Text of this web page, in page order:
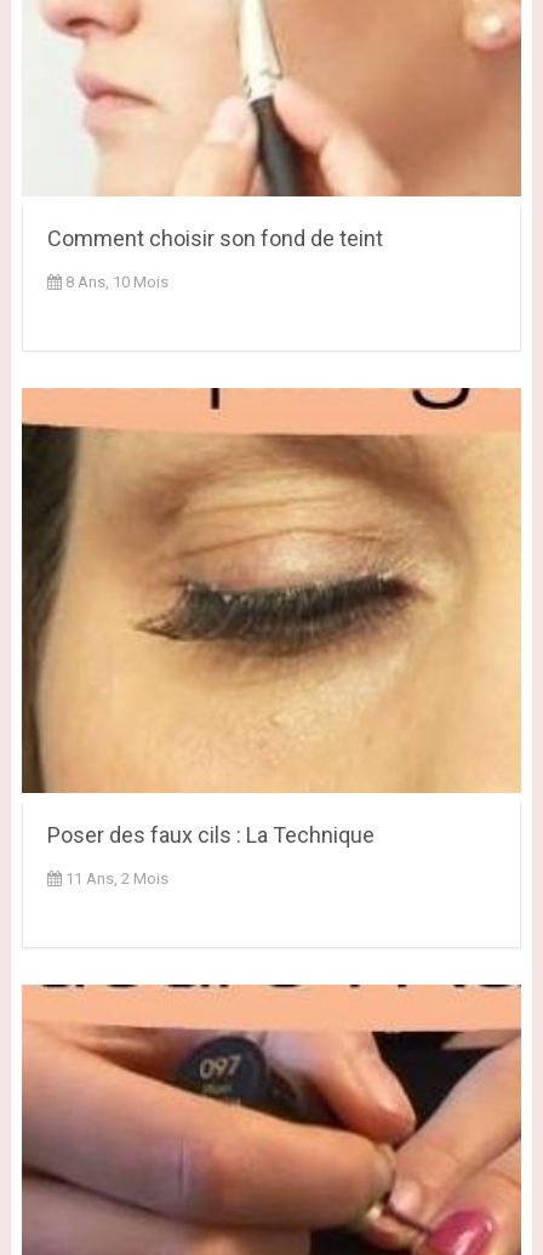
Comment choisir son fond de teint
8 Ans, 10 Mois
Poser des faux cils : La Technique
11 Ans, 2 Mois